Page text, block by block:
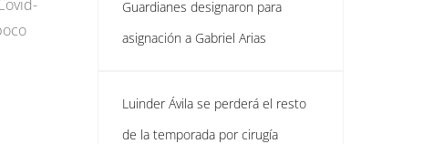
Guardianes designaron para
asignación a Gabriel Arias
Luinder Ávila se perderá el resto
de la temporada por cirugía